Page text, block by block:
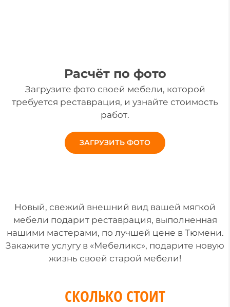
Расчёт по фото
Загрузите фото своей мебели, которой
требуется реставрация, и узнайте стоимость
работ.
ЗАГРУЗИТЬ ФОТО
Новый, свежий внешний вид вашей мягкой
мебели подарит реставрация, выполненная
нашими мастерами, по лучшей цене в Тюмени.
Закажите услугу в «Мебеликс», подарите новую
жизнь своей старой мебели!
СКОЛЬКО СТОИТ